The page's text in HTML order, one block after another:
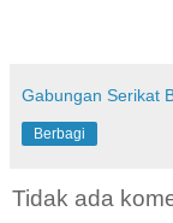
Gabungan Serikat
Berbagi
Tidak ada